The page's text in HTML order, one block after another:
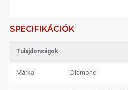
SPECIFIKÁCIÓK
Tulajdonságok
Márka Diamond